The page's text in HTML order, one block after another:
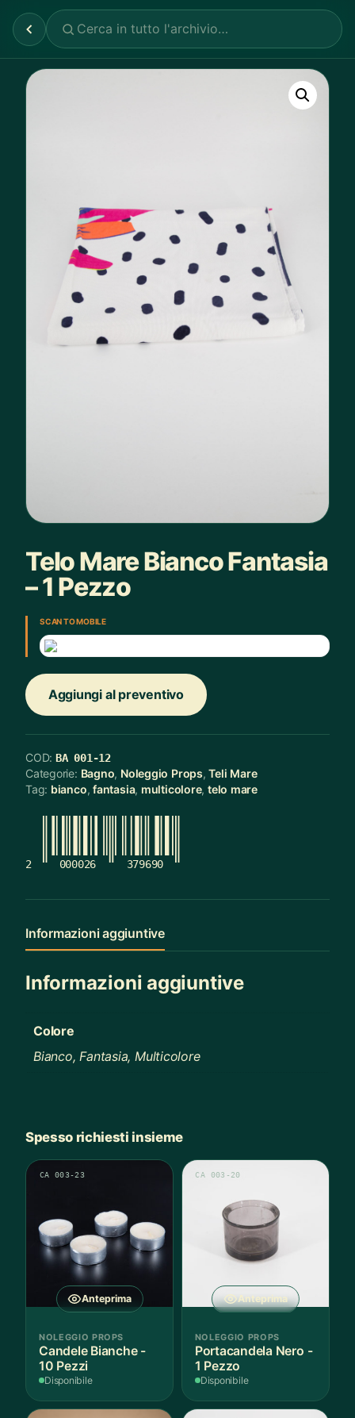
Telo Mare Bianco Fantasia
– 1 Pezzo
SCAN TO MOBILE
Aggiungi al preventivo
COD: BA 001-12
Categorie: Bagno, Noleggio Props,Teli Mare
Tag: bianco,fantasia, multicolore, telo mare
2 000026 379690
Informazioni aggiuntive
Informazioni aggiuntive
Colore
Bianco, Fantasia, Multicolore
Spesso richiesti insieme
Anteprima
CA 003-23
NOLEGGIO PROPS
Candele Bianche -
10 Pezzi
Disponibile
Anteprima
CA 003-20
NOLEGGIO PROPS
Portacandela Nero -
1 Pezzo
Disponibile